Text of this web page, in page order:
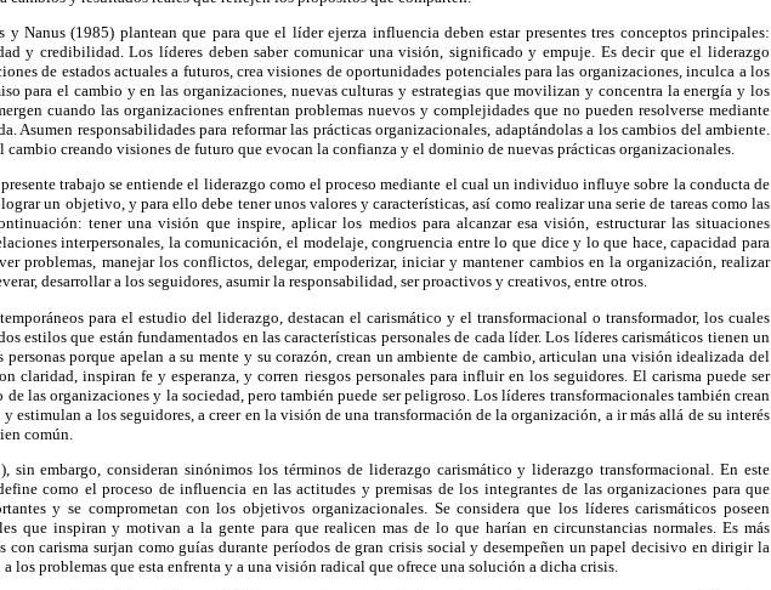
y Nanus (1985) plantean que para que el líder ejerza influencia deben estar presentes tres conceptos principales:
y credibilidad. Los líderes deben saber comunicar una visión, significado y empuje. Es decir que el liderazgo
de estados actuales a futuros, crea visiones de oportunidades potenciales para las organizaciones, inculca a los
para el cambio y en las organizaciones, nuevas culturas y estrategias que movilizan y concentra la energía y los
cuando las organizaciones enfrentan problemas nuevos y complejidades que no pueden resolverse mediante
Asumen responsabilidades para reformar las prácticas organizacionales, adaptándolas a los cambios del ambiente.
cambio creando visiones de futuro que evocan la confianza y el dominio de nuevas prácticas organizacionales.
trabajo se entiende el liderazgo como el proceso mediante el cual un individuo influye sobre la conducta de
un objetivo, y para ello debe tener unos valores y características, así como realizar una serie de tareas como las
tener una visión que inspire, aplicar los medios para alcanzar esa visión, estructurar las situaciones
interpersonales, la comunicación, el modelaje, congruencia entre lo que dice y lo que hace, capacidad para
problemas, manejar los conflictos, delegar, empoderizar, iniciar y mantener cambios en la organización, realizar
desarrollar a los seguidores, asumir la responsabilidad, ser proactivos y creativos, entre otros.
para el estudio del liderazgo, destacan el carismático y el transformacional o transformador, los cuales
estilos que están fundamentados en las características personales de cada líder. Los líderes carismáticos tienen un
personas porque apelan a su mente y su corazón, crean un ambiente de cambio, articulan una visión idealizada del
claridad, inspiran fe y esperanza, y corren riesgos personales para influir en los seguidores. El carisma puede ser
las organizaciones y la sociedad, pero también puede ser peligroso. Los líderes transformacionales también crean
estimulan a los seguidores, a creer en la visión de una transformación de la organización, a ir más allá de su interés
común.
sin embargo, consideran sinónimos los términos de liderazgo carismático y liderazgo transformacional. En este
como el proceso de influencia en las actitudes y premisas de los integrantes de las organizaciones para que
y se comprometan con los objetivos organizacionales. Se considera que los líderes carismáticos poseen
que inspiran y motivan a la gente para que realicen mas de lo que harían en circunstancias normales. Es más
con carisma surjan como guías durante períodos de gran crisis social y desempeñen un papel decisivo en dirigir la
los problemas que esta enfrenta y a una visión radical que ofrece una solución a dicha crisis.